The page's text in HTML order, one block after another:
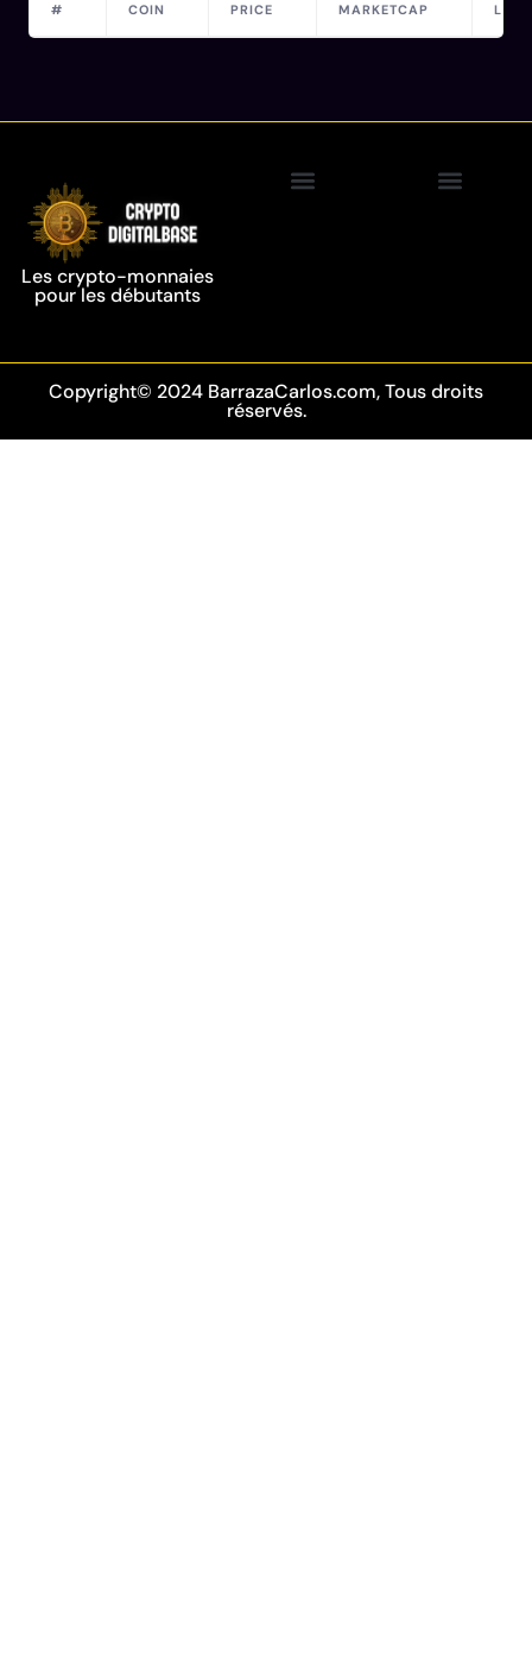
# COIN PRICE MARKETCAP
Les crypto-monnaies
pour les débutants
Copyright© 2024 BarrazaCarlos.com, Tous droits
réservés.